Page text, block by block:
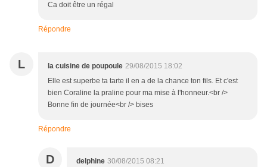
Ca doit être un régal
Répondre
L la cuisine de poupoule 29/08/2015 18:02
Elle est superbe ta tarte il en a de la chance ton fils. Et c'est
bien Coraline la praline pour ma mise à l'honneur.<br />
Bonne fin de journée<br /> bises
Répondre
D delphine 30/08/2015 08:21